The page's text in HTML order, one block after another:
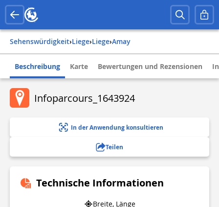
Sehenswürdigkeit› liege› liege› amay
Beschreibung Karte Bewertungen und Rezensionen
Infoparcours_1643924
In der Anwendung konsultieren
Teilen
Technische Informationen
Breite, Länge